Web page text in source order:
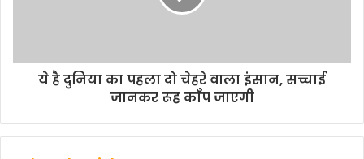
ये है दुनिया का पहला दो चेहरे वाला इंसान, सच्चाई
जानकर रूह काँप जाएगी